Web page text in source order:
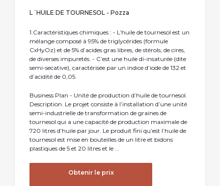
L´HUILE DE TOURNESOL - Pozza
1.Caractéristiques chimiques : - L’huile de tournesol est un
mélange composé à 95% de triglycérides (formule
CxHyOz) et de 5% d’acides gras libres, de stérols, de cires,
de diverses impuretés. - C’est une huile di-insaturée (dite
semi-secative), caractérisée par un indice d’iode de 132 et
d’acidité de 0,05.
Business Plan - Unité de production d’huile de tournesol.
Description. Le projet consiste à l’installation d’une unité
semi-industrielle de transformation de graines de
tournesol qui a une capacité de production maximale de
720 litres d’huile par jour. Le produit fini qu’est l’huile de
tournesol est mise en bouteilles de un litre et bidons
plastiques de 5 et 20 litres et le ...
Obtenir le prix